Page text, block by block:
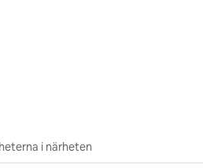
omdömen
i närheten